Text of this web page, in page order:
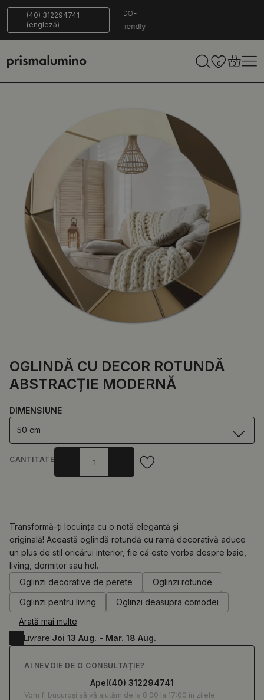
(40) 312294741
(engleză)
14 zile pentru a
Livrare
Friendly
0 0
OGLINDĂ CU DECOR ROTUNDĂ
ABSTRACȚIE MODERNĂ
DIMENSIUNE
50 cm
CANTITATE
0.00RON
Transformă-ți locuința cu o notă elegantă și
originală! Această oglindă rotundă cu ramă decorativă aduce
un plus de stil oricărui interior, fie că este vorba despre baie,
living, dormitor sau hol.
Oglinzi decorative de perete
Oglinzi rotunde
Oglinzi pentru living
Oglinzi deasupra comodei
Arată mai multe
Livrare:Joi 13 Aug. - Mar. 18 Aug.
AI NEVOIE DE O CONSULTAȚIE?
Apel(40) 312294741
Vom fi bucuroși să vă ajutăm de la 8:00 la 17:00 în zilele